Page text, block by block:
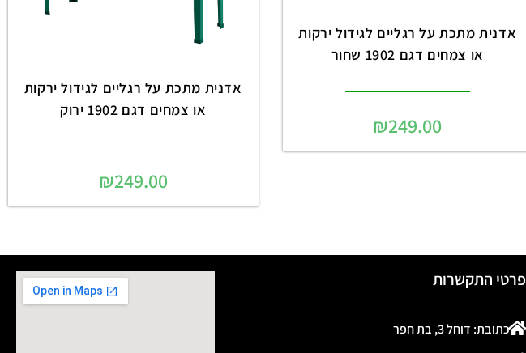
אדנית מתכת על רגליים לגידול ירקות
או צמחים דגם 1902 שחור
₪249.00
אדנית מתכת על רגליים לגידול ירקות
או צמחים דגם 1902 ירוק
₪249.00
פרטי התקשרות
כתובת: דוחל 3, בת חפר